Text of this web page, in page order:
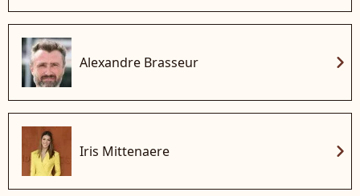
Alexandre Brasseur chevron_right
Iris Mittenaere chevron_right